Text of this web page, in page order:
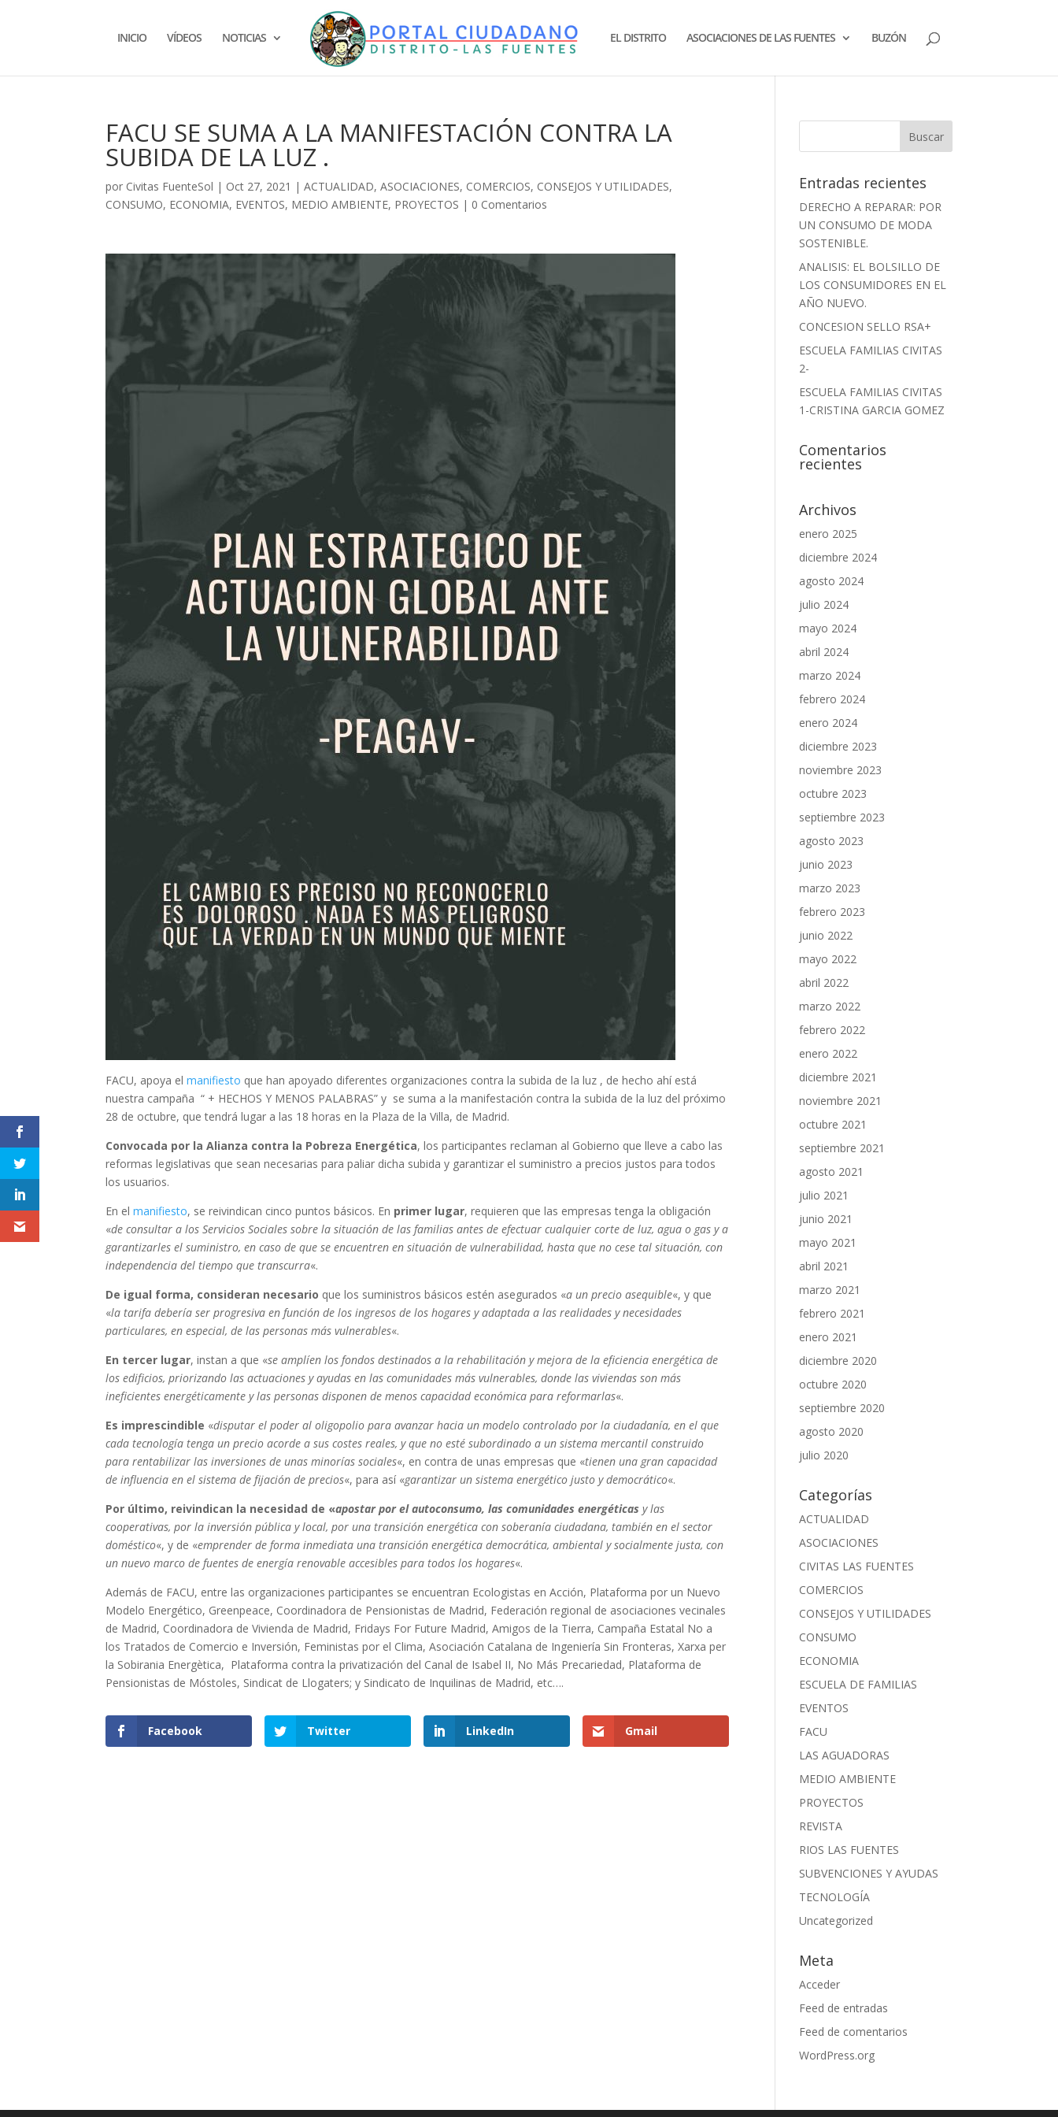
INICIO VÍDEOS NOTICIAS EL DISTRITO ASOCIACIONES DE LAS FUENTES BUZÓN
FACU SE SUMA A LA MANIFESTACIÓN CONTRA LA
SUBIDA DE LA LUZ .
por Civitas FuenteSol | Oct 27, 2021 |ACTUALIDAD,ASOCIACIONES, COMERCIOS, CONSEJOS Y UTILIDADES,
CONSUMO, ECONOMIA, EVENTOS, MEDIO AMBIENTE, PROYECTOS | 0 Comentarios
FACU, apoya elmanifiesto que han apoyado diferentes organizaciones contra la subida de la luz , de hecho ahí está
nuestra campaña “ + HECHOS Y MENOS PALABRAS” y se suma a la manifestación contra la subida de la luz del próximo
28 de octubre, que tendrá lugar a las 18 horas en la Plaza de la Villa, de Madrid.
Convocada por la Alianza contra la Pobreza Energética, los participantes reclaman al Gobierno que lleve a cabo las
reformas legislativas que sean necesarias para paliar dicha subida y garantizar el suministro a precios justos para todos
los usuarios.
En elmanifiesto, se reivindican cinco puntos básicos. En primer lugar, requieren que las empresas tenga la obligación
«de consultar a los Servicios Sociales sobre la situación de las familias antes de efectuar cualquier corte de luz, agua o gas y a
garantizarles el suministro, en caso de que se encuentren en situación de vulnerabilidad, hasta que no cese tal situación, con
independencia del tiempo que transcurra«.
De igual forma, consideran necesario que los suministros básicos estén asegurados «a un precio asequible«, y que
«la tarifa debería ser progresiva en función de los ingresos de los hogares y adaptada a las realidades y necesidades
particulares, en especial, de las personas más vulnerables«.
En tercer lugar, instan a que «se amplíen los fondos destinados a la rehabilitación y mejora de la eficiencia energética de
los edificios, priorizando las actuaciones y ayudas en las comunidades más vulnerables, donde las viviendas son más
ineficientes energéticamente y las personas disponen de menos capacidad económica para reformarlas«.
Es imprescindible «disputar el poder al oligopolio para avanzar hacia un modelo controlado por la ciudadanía, en el que
cada tecnología tenga un precio acorde a sus costes reales, y que no esté subordinado a un sistema mercantil construido
para rentabilizar las inversiones de unas minorías sociales«, en contra de unas empresas que «tienen una gran capacidad
de influencia en el sistema de fijación de precios«, para así «garantizar un sistema energético justo y democrático«.
Por último, reivindican la necesidad de «apostar por el autoconsumo, las comunidades energéticas y las
cooperativas, por la inversión pública y local, por una transición energética con soberanía ciudadana, también en el sector
doméstico«, y de «emprender de forma inmediata una transición energética democrática, ambiental y socialmente justa, con
un nuevo marco de fuentes de energía renovable accesibles para todos los hogares«.
Además de FACU, entre las organizaciones participantes se encuentran Ecologistas en Acción, Plataforma por un Nuevo
Modelo Energético, Greenpeace, Coordinadora de Pensionistas de Madrid, Federación regional de asociaciones vecinales
de Madrid, Coordinadora de Vivienda de Madrid, Fridays For Future Madrid, Amigos de la Tierra, Campaña Estatal No a
los Tratados de Comercio e Inversión, Feministas por el Clima, Asociación Catalana de Ingeniería Sin Fronteras, Xarxa per
la Sobirania Energètica, Plataforma contra la privatización del Canal de Isabel II, No Más Precariedad, Plataforma de
Pensionistas de Móstoles, Sindicat de Llogaters; y Sindicato de Inquilinas de Madrid, etc….
Facebook Twitter LinkedIn Gmail
Entradas recientes
DERECHO A REPARAR: POR
UN CONSUMO DE MODA
SOSTENIBLE.
ANALISIS: EL BOLSILLO DE
LOS CONSUMIDORES EN EL
AÑO NUEVO.
CONCESION SELLO RSA+
ESCUELA FAMILIAS CIVITAS
2-
ESCUELA FAMILIAS CIVITAS
1-CRISTINA GARCIA GOMEZ
Comentarios
recientes
Archivos
enero 2025
diciembre 2024
agosto 2024
julio 2024
mayo 2024
abril 2024
marzo 2024
febrero 2024
enero 2024
diciembre 2023
noviembre 2023
octubre 2023
septiembre 2023
agosto 2023
junio 2023
marzo 2023
febrero 2023
junio 2022
mayo 2022
abril 2022
marzo 2022
febrero 2022
enero 2022
diciembre 2021
noviembre 2021
octubre 2021
septiembre 2021
agosto 2021
julio 2021
junio 2021
mayo 2021
abril 2021
marzo 2021
febrero 2021
enero 2021
diciembre 2020
octubre 2020
septiembre 2020
agosto 2020
julio 2020
Categorías
ACTUALIDAD
ASOCIACIONES
CIVITAS LAS FUENTES
COMERCIOS
CONSEJOS Y UTILIDADES
CONSUMO
ECONOMIA
ESCUELA DE FAMILIAS
EVENTOS
FACU
LAS AGUADORAS
MEDIO AMBIENTE
PROYECTOS
REVISTA
RIOS LAS FUENTES
SUBVENCIONES Y AYUDAS
TECNOLOGÍA
Uncategorized
Meta
Acceder
Feed de entradas
Feed de comentarios
WordPress.org